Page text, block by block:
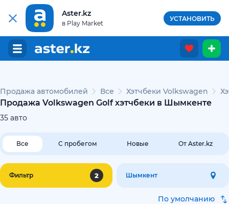
Aster.kz
в Play Market
УСТАНОВИТЬ
Продажа автомобилей Все Хэтчбеки Volkswagen
Продажа Volkswagen Golf хэтчбеки в Шымкенте
35 авто
Все С пробегом Новые От Aster.kz
Фильтр 2 Шымкент
По умолчанию